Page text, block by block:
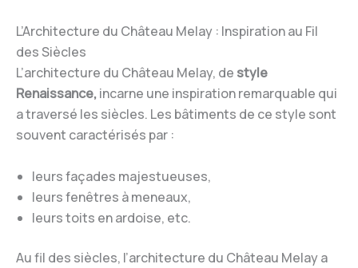
L’Architecture du Château Melay : Inspiration au Fil
des Siècles
L’architecture du Château Melay, de style
Renaissance, incarne une inspiration remarquable qui
a traversé les siècles. Les bâtiments de ce style sont
souvent caractérisés par :
leurs façades majestueuses,
leurs fenêtres à meneaux,
leurs toits en ardoise, etc.
Au fil des siècles, l’architecture du Château Melay a